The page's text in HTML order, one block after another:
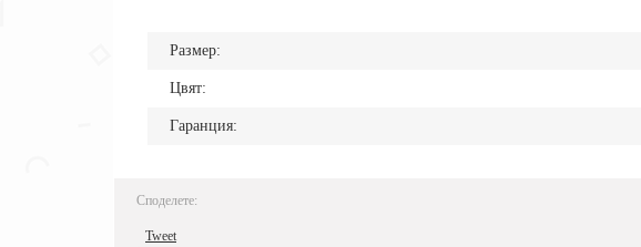
Размер:
Цвят:
Гаранция:
Споделете:
Tweet